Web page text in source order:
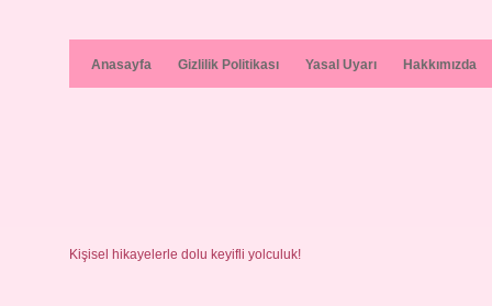
Anasayfa Gizlilik Politikası Yasal Uyarı Hakkımızda
Kişisel hikayelerle dolu keyifli yolculuk!